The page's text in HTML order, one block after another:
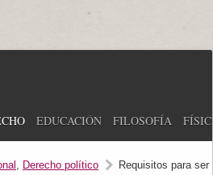
EDUCACIÓN FILOSOFÍA
, Derecho político
Requisitos para ser